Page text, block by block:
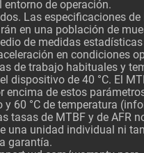
entorno de operación.
Las especificaciones de
en una población de
de medidas
en condiciones
de trabajo habituales y
dispositivo de 40 °C. El
encima de estos
y 60 °C de temperatura
tasas de MTBF y de AFR
una unidad individual ni
garantía.